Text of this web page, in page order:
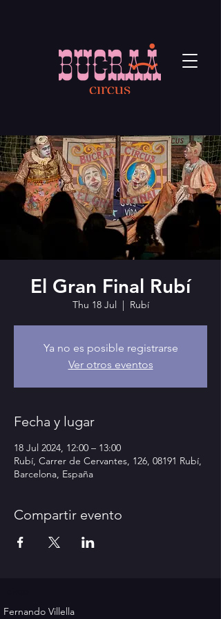
El Gran Final Rubí
Thu 18 Jul
  |
Rubí
Ya no es posible registrarse
Ver otros eventos
Fecha y lugar
18 Jul 2024, 12:00 – 13:00
Rubí, Carrer de Cervantes, 126, 08191 Rubí,
Barcelona, España
Compartir evento
Fernando Villella